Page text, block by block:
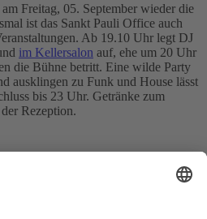
Freitag, 05. September wieder die
ist das Sankt Pauli Office auch
Ab 19.10 Uhr legt DJ
im Kellersalon auf, ehe um 20 Uhr
die Bühne betritt. Eine wilde Party
ausklingen zu Funk und House lässt
bis 23 Uhr. Getränke zum
Rezeption.